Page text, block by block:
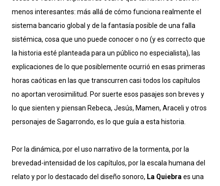
menos interesantes: más allá de cómo funciona realmente el
sistema bancario global y de la fantasía posible de una falla
sistémica, cosa que uno puede conocer o no (y es correcto que
la historia esté planteada para un público no especialista), las
explicaciones de lo que posiblemente ocurrió en esas primeras
horas caóticas en las que transcurren casi todos los capítulos
no aportan verosimilitud. Por suerte esos pasajes son breves y
lo que sienten y piensan Rebeca, Jesús, Mamen, Araceli y otros
personajes de Sagarrondo, es lo que guía a esta historia.
Por la dinámica, por el uso narrativo de la tormenta, por la
brevedad-intensidad de los capítulos, por la escala humana del
relato y por lo destacado del diseño sonoro, La Quiebraes una